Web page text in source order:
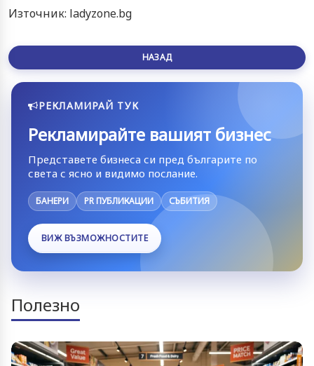
Източник: ladyzone.bg
НАЗАД
РЕКЛАМИРАЙ ТУК
Рекламирайте вашият бизнес
Представете бизнеса си пред българите по
света с ясно и видимо послание.
БАНЕРИ PR ПУБЛИКАЦИИ СЪБИТИЯ
ВИЖ ВЪЗМОЖНОСТИТЕ
Полезно